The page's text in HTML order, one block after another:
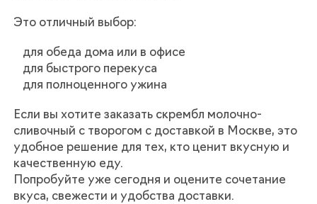
Это отличный выбор:
для обеда дома или в офисе
для быстрого перекуса
для полноценного ужина
Если вы хотите заказать скрембл молочно-
сливочный с творогом с доставкой в Москве, это
удобное решение для тех, кто ценит вкусную и
качественную еду.
Попробуйте уже сегодня и оцените сочетание
вкуса, свежести и удобства доставки.